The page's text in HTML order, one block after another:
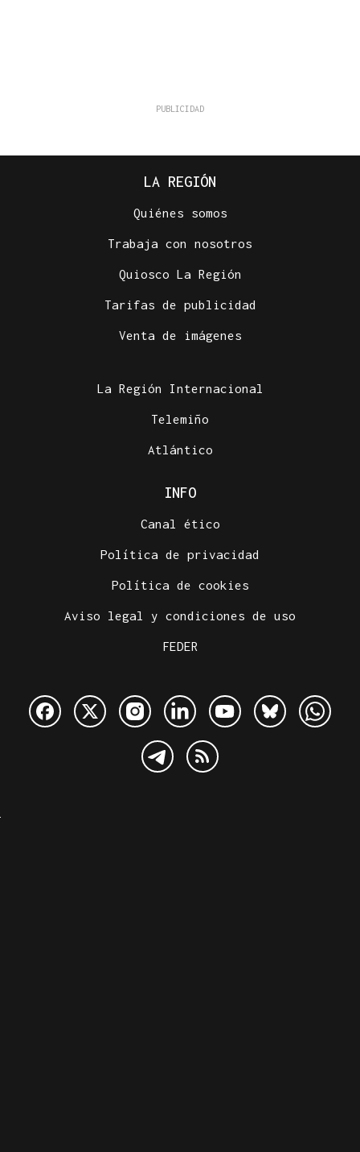
LA REGIÓN
Quiénes somos
Trabaja con nosotros
Quiosco La Región
Tarifas de publicidad
Venta de imágenes
La Región Internacional
Telemiño
Atlántico
INFO
Canal ético
Política de privacidad
Política de cookies
Aviso legal y condiciones de uso
FEDER